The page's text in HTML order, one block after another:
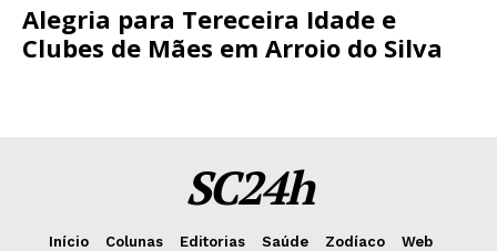
Alegria para Tereceira Idade e
Clubes de Mães em Arroio do Silva
SC24h
Início Colunas Editorias Saúde Zodíaco
Web